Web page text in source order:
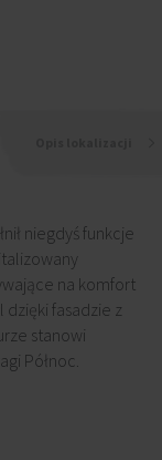
niegdyś funkcje
na komfort
fasadzie z
stanowi
Północ.